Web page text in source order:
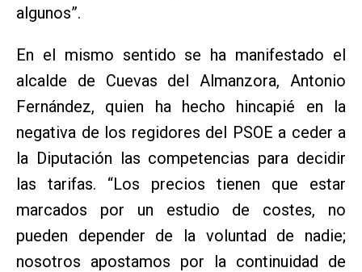
algunos”.
En el mismo sentido se ha manifestado el
alcalde de Cuevas del Almanzora, Antonio
Fernández, quien ha hecho hincapié en la
negativa de los regidores del PSOE a ceder a
la Diputación las competencias para decidir
las tarifas. “Los precios tienen que estar
marcados por un estudio de costes, no
pueden depender de la voluntad de nadie;
nosotros apostamos por la continuidad de